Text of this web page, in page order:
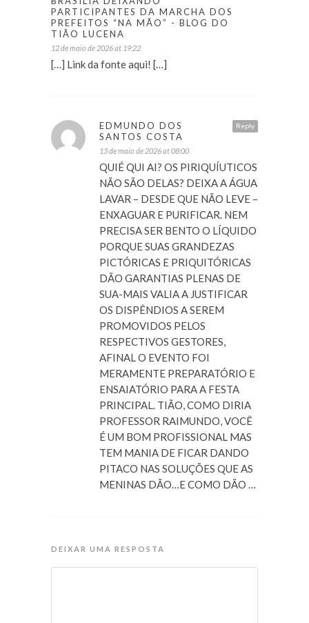
PARTICIPANTES DA MARCHA DOS
PREFEITOS “NA MÃO” - BLOG DO
TIÃO LUCENA
12 de maio de 2026 at 19:22
[…] Link da fonte aqui! […]
Reply
EDMUNDO DOS
SANTOS COSTA
13 de maio de 2026 at 08:00
QUIÉ QUI AI? OS PIRIQUÍUTICOS
NÃO SÃO DELAS? DEIXA A ÁGUA
LAVAR – DESDE QUE NÃO LEVE –
ENXAGUAR E PURIFICAR. NEM
PRECISA SER BENTO O LÍQUIDO
PORQUE SUAS GRANDEZAS
PICTÓRICAS E PRIQUITÓRICAS
DÃO GARANTIAS PLENAS DE
SUA-MAIS VALIA A JUSTIFICAR
OS DISPÊNDIOS A SEREM
PROMOVIDOS PELOS
RESPECTIVOS GESTORES,
AFINAL O EVENTO FOI
MERAMENTE PREPARATÓRIO E
ENSAIATÓRIO PARA A FESTA
PRINCIPAL. TIÃO, COMO DIRIA
PROFESSOR RAIMUNDO, VOCÊ
É UM BOM PROFISSIONAL MAS
TEM MANIA DE FICAR DANDO
PITACO NAS SOLUÇÕES QUE AS
MENINAS DÃO…E COMO DÃO …
DEIXAR UMA RESPOSTA